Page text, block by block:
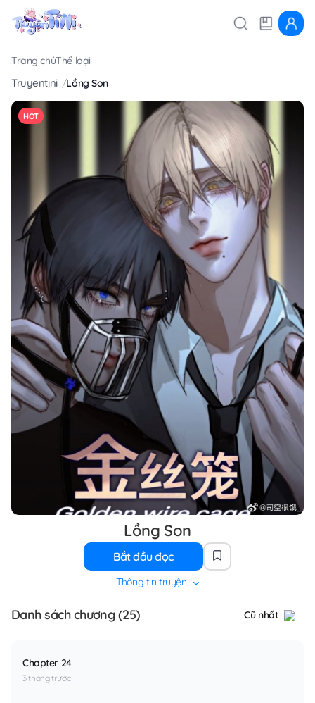
Trang chủThể loại
Truyentini Lồng Son
HOT
Lồng Son
Bắt đầu đọc
Thông tin truyện
Danh sách chương (25) Cũ nhất
Chapter 24
3 tháng trước